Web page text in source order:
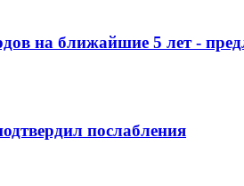
на ближайшие 5 лет -
послабления